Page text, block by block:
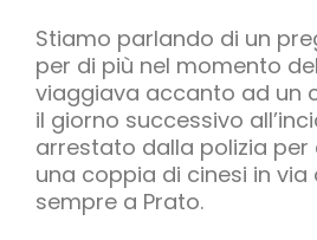
Stiamo parlando di un
per di più nel momento
viaggiava accanto ad un
il giorno successivo
arrestato dalla polizia
una coppia di cinesi in via
sempre a Prato.